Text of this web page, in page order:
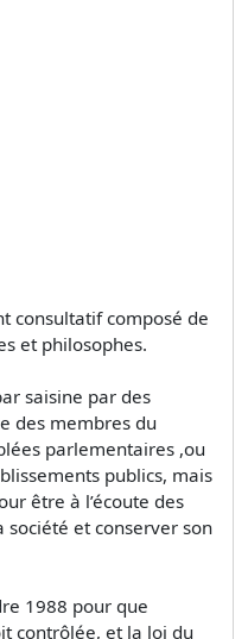
consultatif composé de
et philosophes.
saisine par des
des membres du
parlementaires ,ou
publics, mais
être à l’écoute des
société et conserver son
1988 pour que
contrôlée, et la loi du